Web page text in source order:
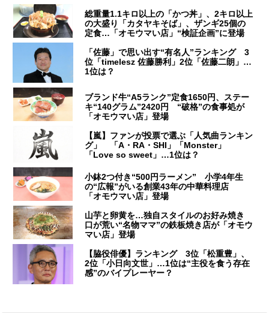
総重量1.1キロ以上の「かつ丼」、2キロ以上
の大盛り「カタヤキそば」、ザンギ25個の
定食…「オモウマい店」“検証企画”に登場
「佐藤」で思い出す“有名人”ランキング 3
位「timelesz 佐藤勝利」2位「佐藤二朗」…
1位は？
ブランド牛“A5ランク”定食1650円、ステー
キ“140グラム”2420円 “破格”の食事処が
「オモウマい店」登場
【嵐】ファンが投票で選ぶ「人気曲ランキン
グ」 「A・RA・SHI」「Monster」
「Love so sweet」…1位は？
小鉢2つ付き“500円ラーメン” 小学4年生
の“広報”がいる創業43年の中華料理店
「オモウマい店」登場
山芋と卵黄を…独自スタイルのお好み焼き
口が荒い“名物ママ”の鉄板焼き店が「オモウ
マい店」登場
【脇役俳優】ランキング 3位「松重豊」、
2位「小日向文世」…1位は“主役を食う存在
感”のバイプレーヤー？